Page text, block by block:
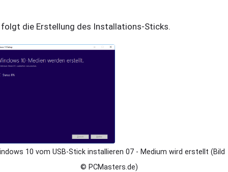
folgt die Erstellung des Installations-Sticks.
10 vom USB-Stick installieren 07 - Medium wird erstellt (Bild
© PCMasters.de)